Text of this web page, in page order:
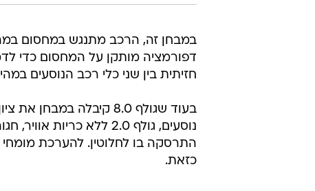
דפורמציה מותקן על המחסום כדי
חזיתית בין שני כלי רכב הנוסעים במהירות של
נוסעים, גולף 2.0 ללא
התרסקה בו לחלוטין. להערכת מומחי
כזאת.